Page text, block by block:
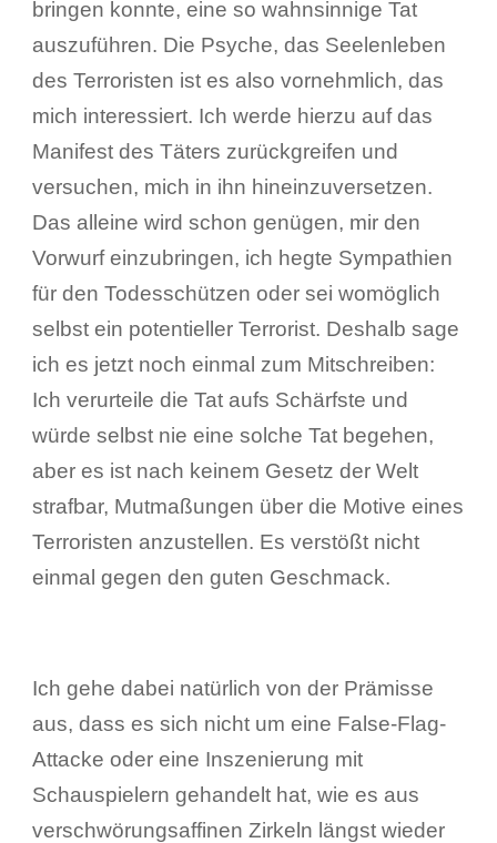
bringen konnte, eine so wahnsinnige Tat
auszuführen. Die Psyche, das Seelenleben
des Terroristen ist es also vornehmlich, das
mich interessiert. Ich werde hierzu auf das
Manifest des Täters zurückgreifen und
versuchen, mich in ihn hineinzuversetzen.
Das alleine wird schon genügen, mir den
Vorwurf einzubringen, ich hegte Sympathien
für den Todesschützen oder sei womöglich
selbst ein potentieller Terrorist. Deshalb sage
ich es jetzt noch einmal zum Mitschreiben:
Ich verurteile die Tat aufs Schärfste und
würde selbst nie eine solche Tat begehen,
aber es ist nach keinem Gesetz der Welt
strafbar, Mutmaßungen über die Motive eines
Terroristen anzustellen. Es verstößt nicht
einmal gegen den guten Geschmack.
Ich gehe dabei natürlich von der Prämisse
aus, dass es sich nicht um eine False-Flag-
Attacke oder eine Inszenierung mit
Schauspielern gehandelt hat, wie es aus
verschwörungsaffinen Zirkeln längst wieder